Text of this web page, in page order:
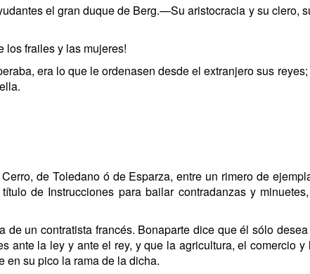
el gran duque de Berg.—Su aristocracia y su clero,
frailes y las mujeres!
era lo que le ordenasen desde el extranjero sus
de Toledano ó de Esparza, entre un rimero de
de Instrucciones para bailar contradanzas y
un contratista francés. Bonaparte dice que él sólo
la ley y ante el rey, y que la agricultura, el comercio y
en su pico la rama de la dicha.